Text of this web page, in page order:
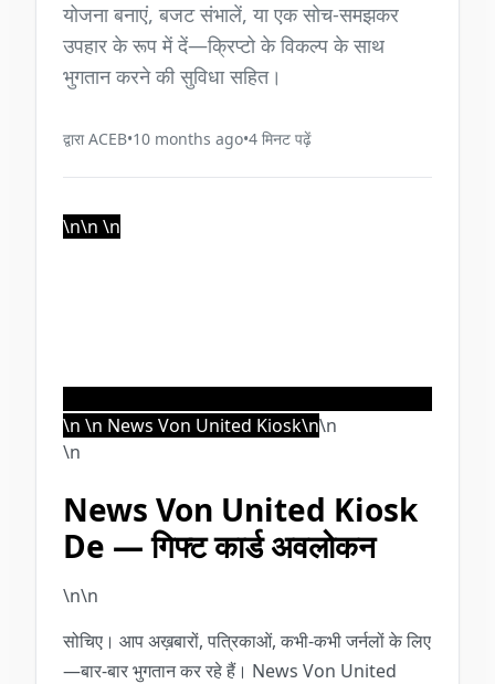
योजना बनाएं, बजट संभालें, या एक सोच-समझकर
उपहार के रूप में दें—क्रिप्टो के विकल्प के साथ
भुगतान करने की सुविधा सहित।
द्वारा ACEB•10 months ago•4 मिनट पढ़ें
\n\n \n
\n \n News Von United Kiosk\n\n
\n
News Von United Kiosk
De — गिफ्ट कार्ड अवलोकन
\n\n
सोचिए। आप अख़बारों, पत्रिकाओं, कभी-कभी जर्नलों के लिए
—बार-बार भुगतान कर रहे हैं। News Von United